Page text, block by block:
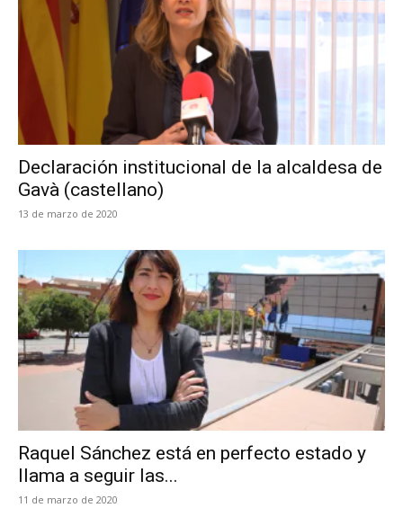
Declaración institucional de la alcaldesa de
Gavà (castellano)
13 de marzo de 2020
Raquel Sánchez está en perfecto estado y
llama a seguir las...
11 de marzo de 2020